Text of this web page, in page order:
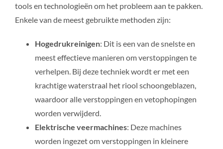
tools en technologieën om het probleem aan te pakken.
Enkele van de meest gebruikte methoden zijn:
Hogedrukreinigen: Dit is een van de snelste en
meest effectieve manieren om verstoppingen te
verhelpen. Bij deze techniek wordt er met een
krachtige waterstraal het riool schoongeblazen,
waardoor alle verstoppingen en vetophopingen
worden verwijderd.
Elektrische veermachines: Deze machines
worden ingezet om verstoppingen in kleinere